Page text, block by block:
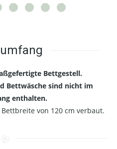
Bettgestell.
Bettwäsche sind nicht im
enthalten.
von 120 cm verbaut.